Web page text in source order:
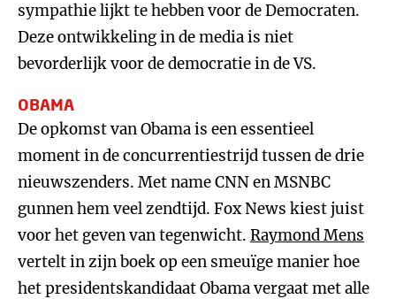
sympathie lijkt te hebben voor de Democraten.
Deze ontwikkeling in de media is niet
bevorderlijk voor de democratie in de VS.
OBAMA
De opkomst van Obama is een essentieel
moment in de concurrentiestrijd tussen de drie
nieuwszenders. Met name CNN en MSNBC
gunnen hem veel zendtijd. Fox News kiest juist
voor het geven van tegenwicht. Raymond Mens
vertelt in zijn boek op een smeuïge manier hoe
het presidentskandidaat Obama vergaat met alle